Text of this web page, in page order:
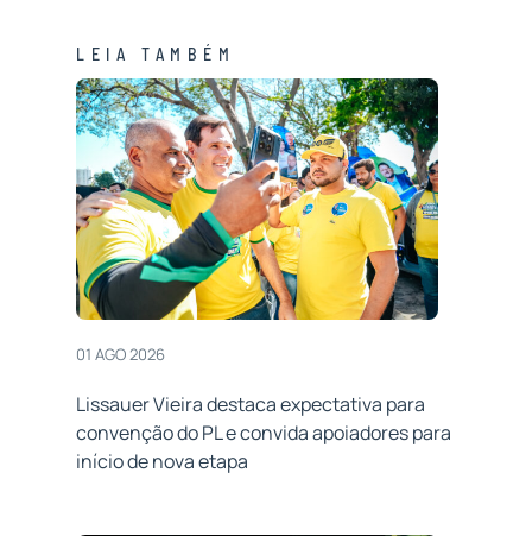
LEIA TAMBÉM
01 AGO 2026
Lissauer Vieira destaca expectativa para
convenção do PL e convida apoiadores para
início de nova etapa